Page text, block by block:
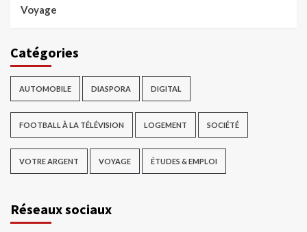
Voyage
Catégories
AUTOMOBILE DIASPORA DIGITAL
FOOTBALL À LA TÉLÉVISION LOGEMENT SOCIÉTÉ
VOTRE ARGENT VOYAGE ÉTUDES & EMPLOI
Réseaux sociaux